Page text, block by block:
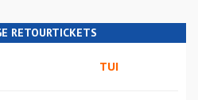
RETOURTICKETS
TUI